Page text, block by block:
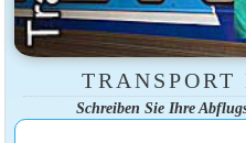
Schreiben Sie Ihre